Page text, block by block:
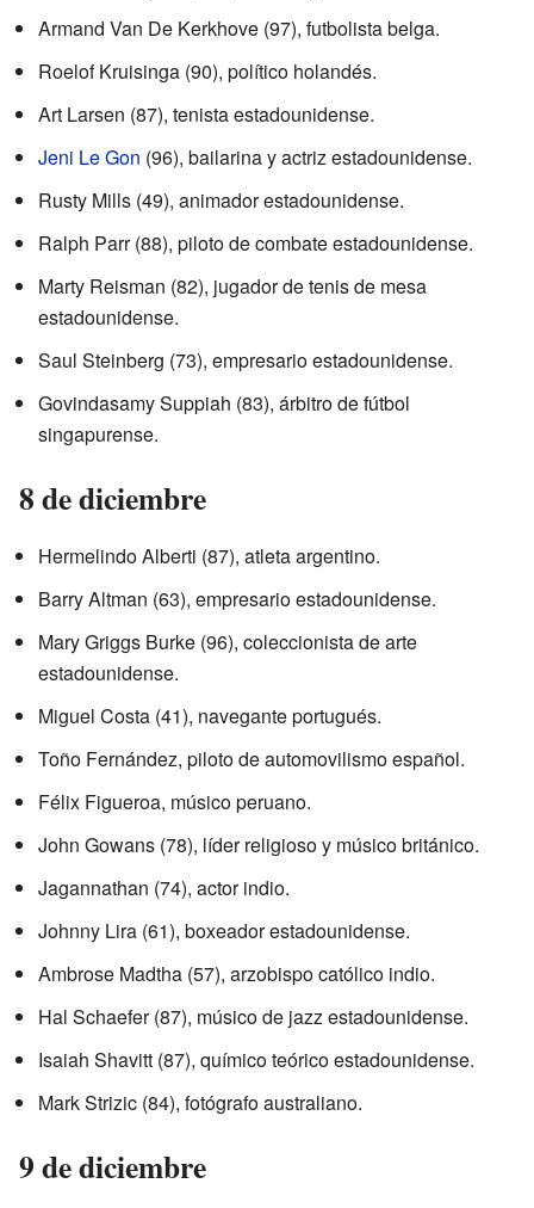
Armand Van De Kerkhove (97), futbolista belga.
Roelof Kruisinga (90), político holandés.
Art Larsen (87), tenista estadounidense.
Jeni Le Gon (96), bailarina y actriz estadounidense.
Rusty Mills (49), animador estadounidense.
Ralph Parr (88), piloto de combate estadounidense.
Marty Reisman (82), jugador de tenis de mesa
estadounidense.
Saul Steinberg (73), empresario estadounidense.
Govindasamy Suppiah (83), árbitro de fútbol
singapurense.
8 de diciembre
Hermelindo Alberti (87), atleta argentino.
Barry Altman (63), empresario estadounidense.
Mary Griggs Burke (96), coleccionista de arte
estadounidense.
Miguel Costa (41), navegante portugués.
Toño Fernández, piloto de automovilismo español.
Félix Figueroa, músico peruano.
John Gowans (78), líder religioso y músico británico.
Jagannathan (74), actor indio.
Johnny Lira (61), boxeador estadounidense.
Ambrose Madtha (57), arzobispo católico indio.
Hal Schaefer (87), músico de jazz estadounidense.
Isaiah Shavitt (87), químico teórico estadounidense.
Mark Strizic (84), fotógrafo australiano.
9 de diciembre